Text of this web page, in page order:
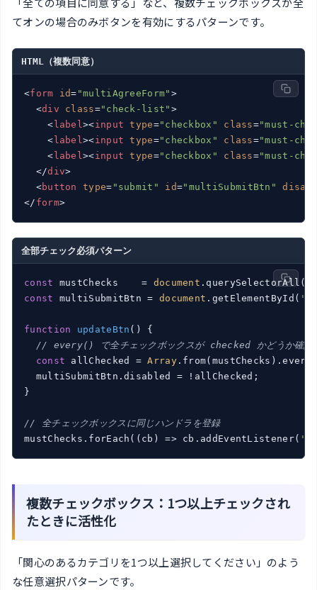
てオンの場合のみボタンを有効にするパターンです。
HTML（複数同意）
<form id= "multiAgreeForm" >
<div class="check-list" >
< label><input type="checkbox" class="must-
< label><input type="checkbox" class="must-
< label><input type="checkbox" class="must-
</div>
<button type= "submit" id="multiSubmitBtn"
</ form>
全部チェック必須パターン
const mustChecks    = document .querySelectorAll(
const multiSubmitBtn = document .getElementById(
function updateBtn ( ) {
// every() で全チェックボックスが checked かどうか確認
const allChecked = Array
  multiSubmitBtn.disabled = !allChecked;
}
// 全チェックボックスに同じハンドラを登録
mustChecks.forEach( ( cb ) => cb.addEventListener(
複数チェックボックス：1つ以上チェックされ
たときに活性化
「関心のあるカテゴリを1つ以上選択してください」のよう
な任意選択パターンです。